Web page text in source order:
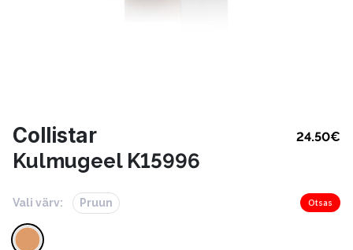
Collistar 24.50€
Kulmugeel K15996
Vali värv: Pruun Otsas